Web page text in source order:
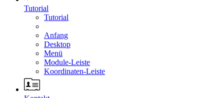
Tutorial
Tutorial
Anfang
Desktop
Menü
Module-Leiste
Koordinaten-Leiste